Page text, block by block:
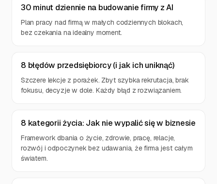
30 minut dziennie na budowanie firmy z AI
Plan pracy nad firmą w małych codziennych blokach,
bez czekania na idealny moment.
8 błędów przedsiębiorcy (i jak ich uniknąć)
Szczere lekcje z porażek. Zbyt szybka rekrutacja, brak
fokusu, decyzje w dole. Każdy błąd z rozwiązaniem.
8 kategorii życia: Jak nie wypalić się w biznesie
Framework dbania o życie, zdrowie, pracę, relacje,
rozwój i odpoczynek bez udawania, że firma jest całym
światem.